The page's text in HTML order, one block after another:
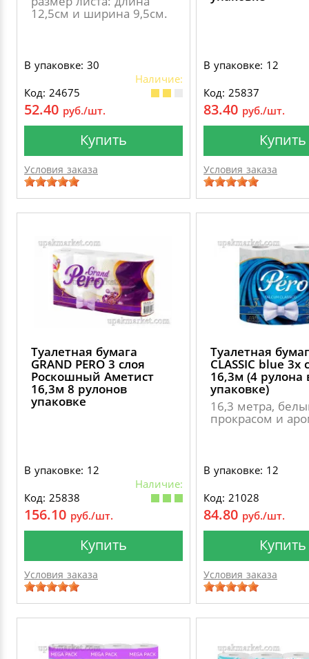
12,5см и ширина 9,5см.
В упаковке: 30
Наличие:
Код: 24675
52.40 руб./шт.
Купить
Условия заказа
В упаковке: 12
Код: 25837
83.40 руб./шт.
Купить
Условия заказа
Туалетная бумага
GRAND PERO 3 слоя
Роскошный Аметист
16,3м 8 рулонов
упаковке
В упаковке: 12
Наличие:
Код: 25838
156.10 руб./шт.
Купить
Условия заказа
Туалетная
CLASSIC blue 3х
16,3м (4 рулона
упаковке)
16,3 метра,
прокрасом и
В упаковке: 12
Код: 21028
84.80 руб./шт.
Купить
Условия заказа